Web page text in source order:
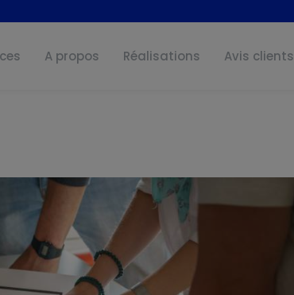
A propos Réalisations Avis clients